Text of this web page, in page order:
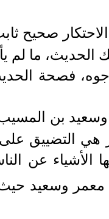
صحيح
الحديث، ما لم
فصحة
وسعيد بن
هي التضييق
الأشياء عن
وسعيد حيث